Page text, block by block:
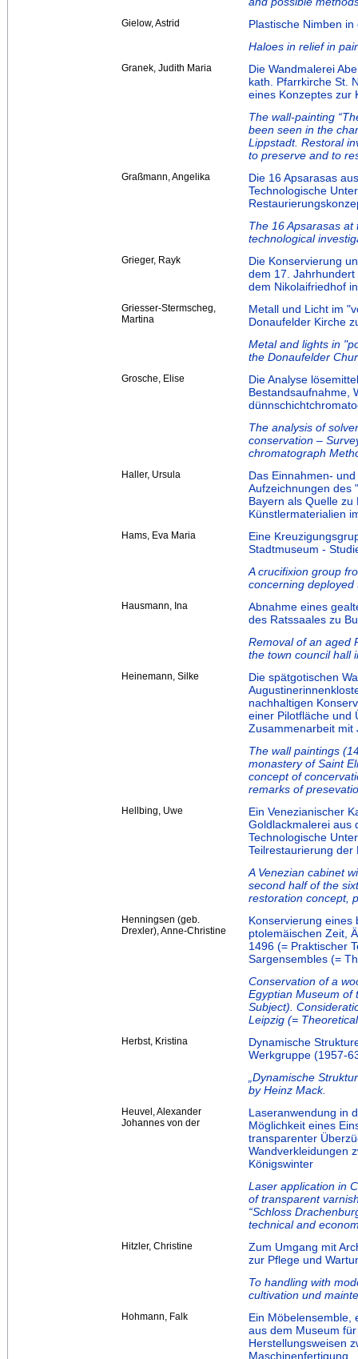
Gielow, Astrid
Plastische Nimben
Haloes in relief in
Granek, Judith Maria
Die Wandmalerei
kath. Pfarrkirche St.
eines Konzeptes zur
The wall-painting
been seen in the
Lippstadt. Restoral
to preserve and to
Graßmann, Angelika
Die 16 Apsarasas
Technologische
The 16 Apsarasas
technological
Grieger, Rayk
Die Konservierung
dem 17.
dem Nikolaifriedhof
Griesser-Stermscheg,
Martina
Metall und Licht im
Donaufelder Kirche
Metal and lights in
the Donaufelder
Grosche, Elise
Die Analyse
Bestandsaufnahme,
The analysis of
conservation –
chromatograph
Haller, Ursula
Das Einnahmen-
Aufzeichnungen des
Bayern als Quelle
Künstlermaterialien
Hams, Eva Maria
Eine
Stadtmuseum -
A crucifixion group
concerning
Hausmann, Ina
Abnahme eines
des Ratssaales zu
Removal of an aged
the town council hall
Heinemann, Silke
Die spätgotischen
nachhaltigen
einer Pilotfläche und
Zusammenarbeit mit
The wall paintings
monastery of Saint
concept of
remarks of
Hellbing, Uwe
Ein Venezianischer
Goldlackmalerei aus
Technologische
Teilrestaurierung der
A Venezian cabinet
second half of the
restoration concept,
Henningsen (geb.
Drexler), Anne-Christine
Konservierung eines
ptolemäischen Zeit,
1496 (= Praktischer
Sargensembles (=
Conservation of a
Egyptian Museum of
Subject).
Leipzig (=
Herbst, Kristina
Dynamische
Werkgruppe (1957-
„Dynamische
by Heinz Mack.
Heuvel, Alexander
Johannes von der
Laseranwendung in
Möglichkeit eines
transparenter
Wandverkleidungen
Königswinter
Laser application in
of transparent
“Schloss
technical and
Hitzler, Christine
Zum Umgang mit
zur Pflege und
To handling with
cultivation und
Hohmann, Falk
Ein Möbelensemble,
aus dem Museum
Herstellungsweisen
Maschinenfertigung.